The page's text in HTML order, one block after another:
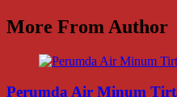
More From Author
Perumda Air Minum